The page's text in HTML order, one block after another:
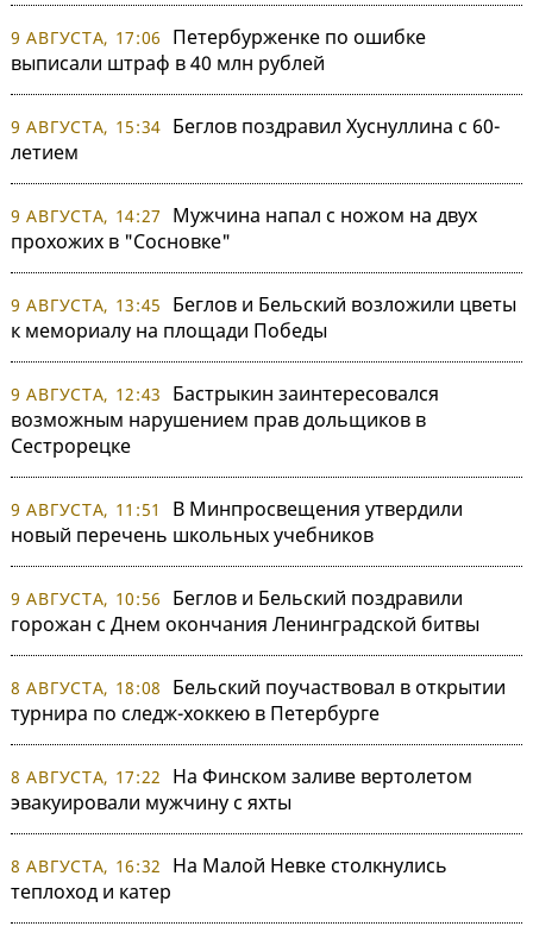
9 АВГУСТА, 17:06
Петербурженке по ошибке
выписали штраф в 40 млн рублей
9 АВГУСТА, 15:34 Беглов поздравил Хуснуллина с 60-
летием
9 АВГУСТА, 14:27
Мужчина напал с ножом на двух
прохожих в "Сосновке"
9 АВГУСТА, 13:45
Беглов и Бельский возложили цветы
к мемориалу на площади Победы
9 АВГУСТА, 12:43
Бастрыкин заинтересовался
возможным нарушением прав дольщиков в
Сестрорецке
9 АВГУСТА, 11:51
В Минпросвещения утвердили
новый перечень школьных учебников
9 АВГУСТА, 10:56
Беглов и Бельский поздравили
горожан с Днем окончания Ленинградской битвы
8 АВГУСТА, 18:08
Бельский поучаствовал в открытии
турнира по следж-хоккею в Петербурге
8 АВГУСТА, 17:22
На Финском заливе вертолетом
эвакуировали мужчину с яхты
8 АВГУСТА, 16:32
На Малой Невке столкнулись
теплоход и катер